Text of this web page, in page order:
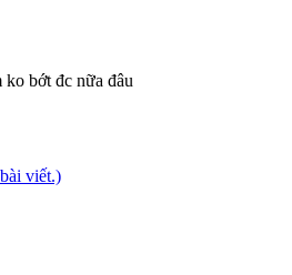
ko bớt đc nữa đâu
viết.)